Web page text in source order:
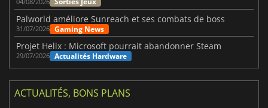
Palworld améliore Sunreach et ses combats de boss
31/07/2026 Gaming News
Projet Helix : Microsoft pourrait abandonner Steam
29/07/2026 Actualités Hardware
ACTUALITÉS, BONS PLANS